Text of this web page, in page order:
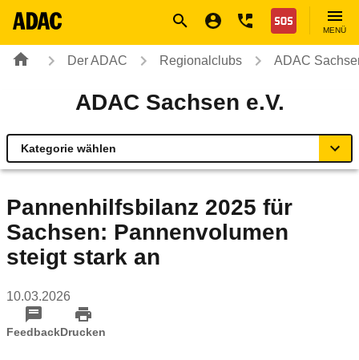
Nothilfe
MENÜ
Der ADAC Regionalclubs ADAC
ADAC Sachsen e.V.
Kategorie wählen
Ihr Kontakt zum ADAC Sachsen
Radservice-Stationen Sachsen
Pannenhilfsbilanz 2025 für
Sachsen: Pannenvolumen
steigt stark an
10.03.2026
FeedbackDrucken